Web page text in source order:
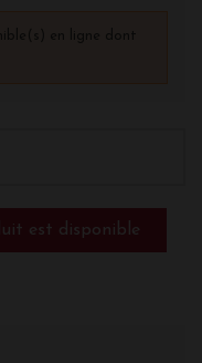
est disponible